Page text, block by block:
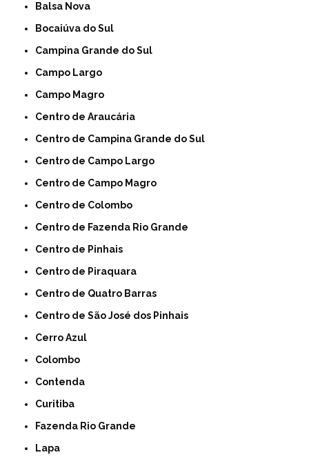
Balsa Nova
Bocaiúva do Sul
Campina Grande do Sul
Campo Largo
Campo Magro
Centro de Araucária
Centro de Campina Grande do Sul
Centro de Campo Largo
Centro de Campo Magro
Centro de Colombo
Centro de Fazenda Rio Grande
Centro de Pinhais
Centro de Piraquara
Centro de Quatro Barras
Centro de São José dos Pinhais
Cerro Azul
Colombo
Contenda
Curitiba
Fazenda Rio Grande
Lapa